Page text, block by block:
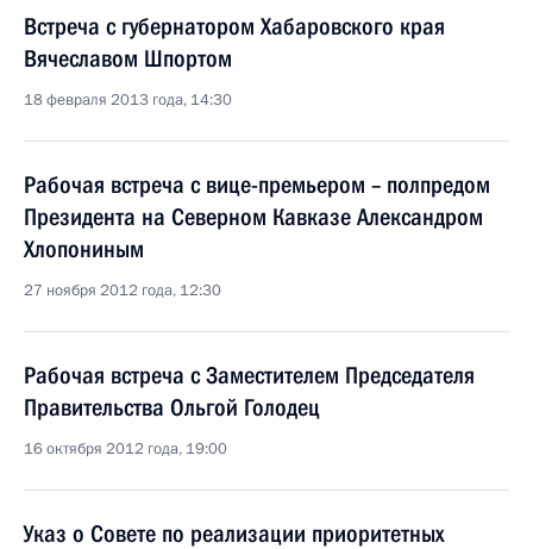
Встреча с губернатором Хабаровского края
Вячеславом Шпортом
18 февраля 2013 года, 14:30
Рабочая встреча с вице-премьером – полпредом
Президента на Северном Кавказе Александром
Хлопониным
27 ноября 2012 года, 12:30
Рабочая встреча с Заместителем Председателя
Правительства Ольгой Голодец
16 октября 2012 года, 19:00
Указ о Совете по реализации приоритетных